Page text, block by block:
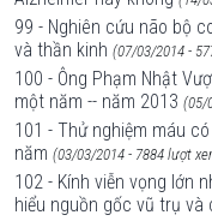
99 - Nghiên cứu não bộ
và thần kinh (07/03/2014 -
100 - Ông Phạm Nhật
một năm -- năm 2013 (05/
101 - Thử nghiệm máu
năm (03/03/2014 - 7884 lượt
102 - Kính viễn vọng lớn
hiểu nguồn gốc vũ trụ và